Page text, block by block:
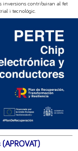
inversions contribuiran al fet
i tecnològic.